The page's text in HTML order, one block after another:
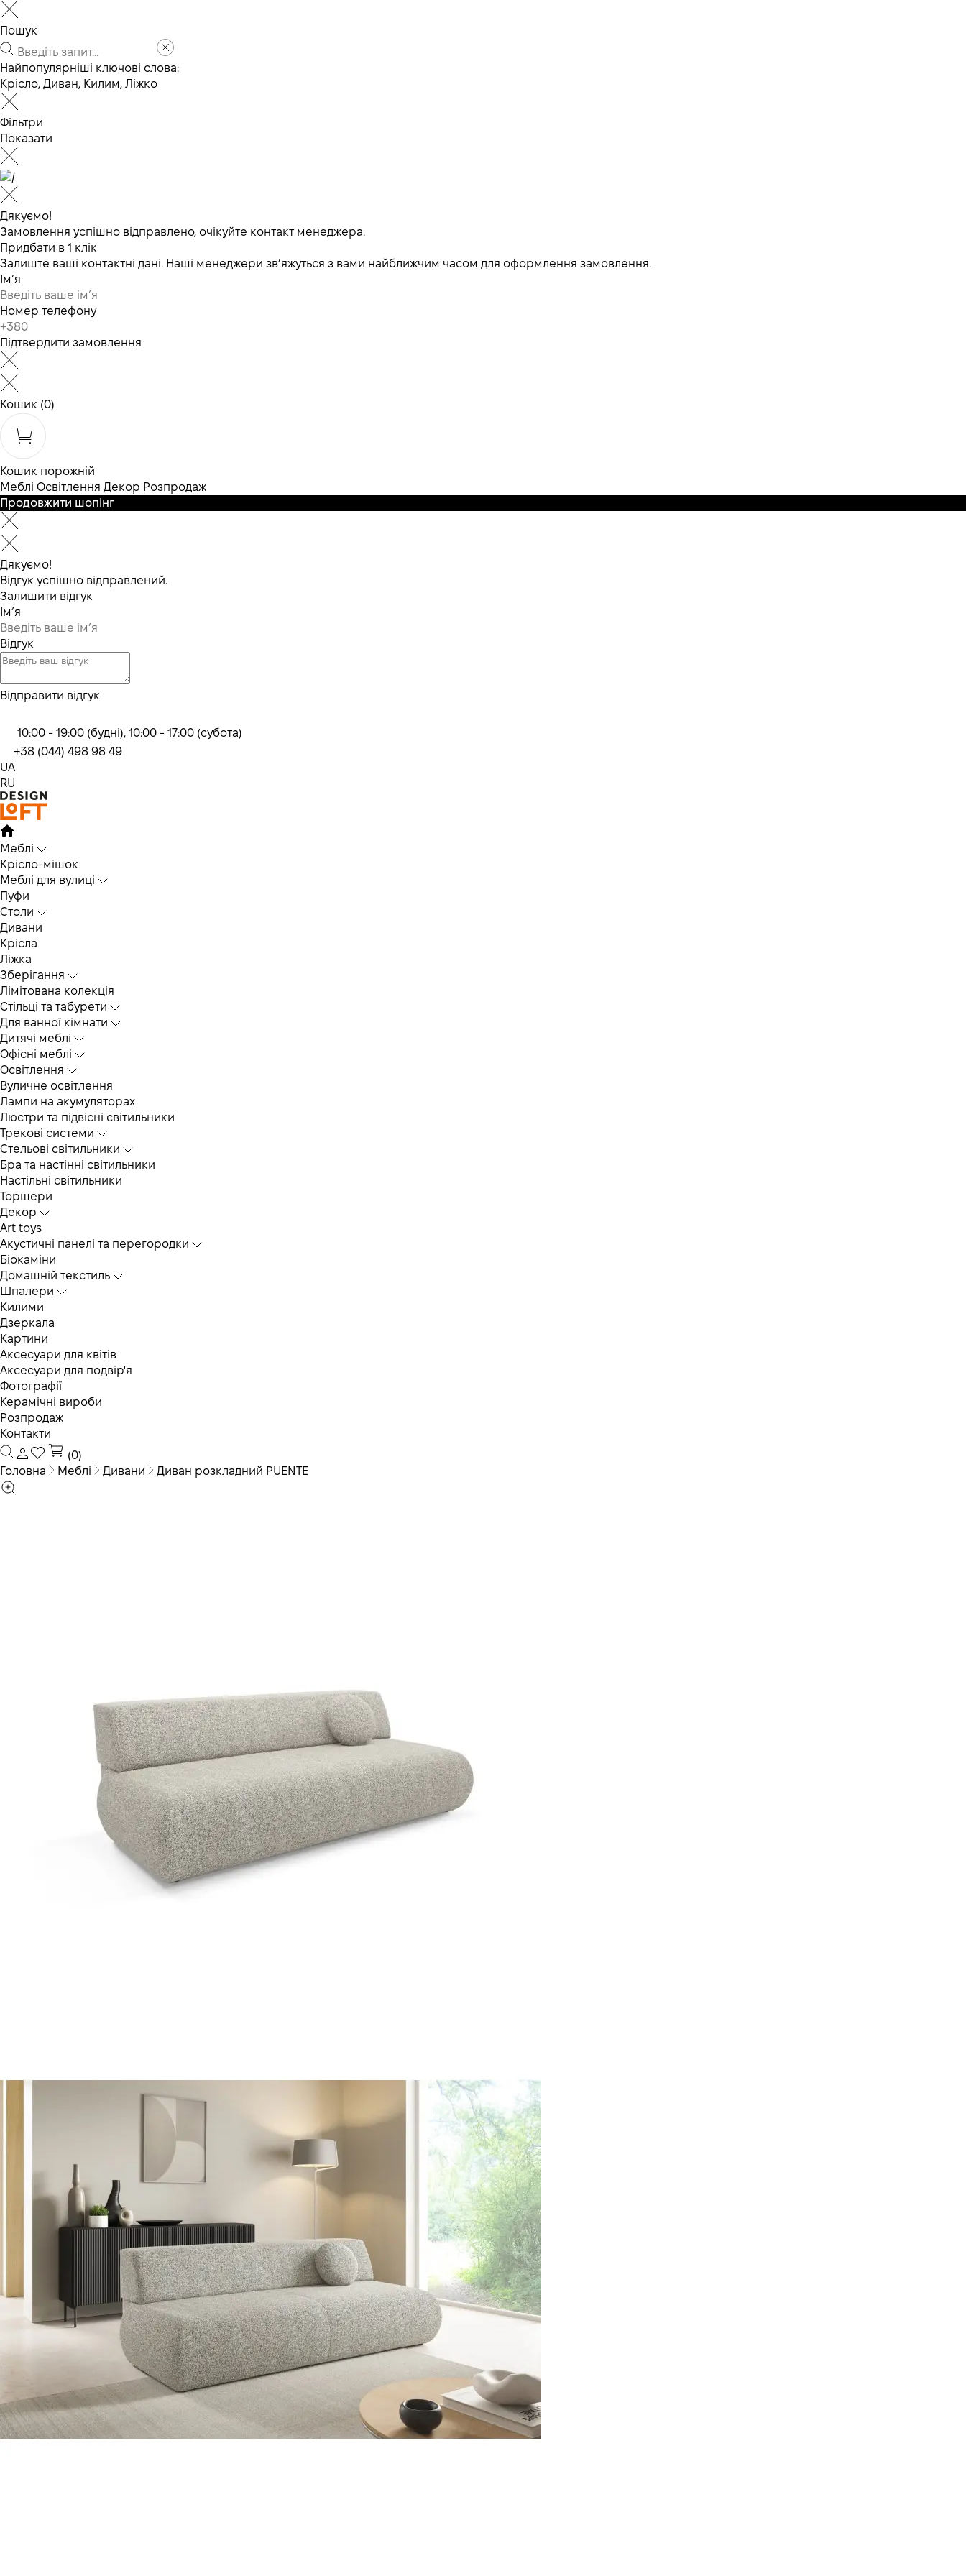
Пошук
Найпопулярніші ключові слова:
Крісло, Диван, Килим, Ліжко
Фільтри
Показати
Дякуємо!
Замовлення успішно відправлено, очікуйте контакт менеджера.
Придбати в 1 клік
Залиште ваші контактні дані. Наші менеджери зв’яжуться з вами найближчим часом для оформлення замовлення.
Ім’я
Номер телефону
Підтвердити замовлення
Кошик (0)
Кошик порожній
Меблі Освітлення Декор Розпродаж
Продовжити шопінг
Дякуємо!
Відгук успішно відправлений.
Залишити відгук
Ім’я
Відгук
Відправити відгук
10:00 - 19:00 (будні), 10:00 - 17:00 (субота)
+38 (044) 498 98 49
UA
RU
Меблі
Крісло-мішок
Меблі для вулиці
Пуфи
Столи
Дивани
Крісла
Ліжка
Зберігання
Лімітована колекція
Стільці та табурети
Для ванної кімнати
Дитячі меблі
Офісні меблі
Освітлення
Вуличне освітлення
Лампи на акумуляторах
Люстри та підвісні світильники
Трекові системи
Cтельові світильники
Бра та настінні світильники
Настільні світильники
Торшери
Декор
Art toys
Акустичні панелі та перегородки
Біокаміни
Домашній текстиль
Шпалери
Килими
Дзеркала
Картини
Аксесуари для квітів
Аксесуари для подвір'я
Фотографії
Керамічні вироби
Розпродаж
Контакти
(0)
Головна
Меблі Дивани Диван розкладний PUENTE